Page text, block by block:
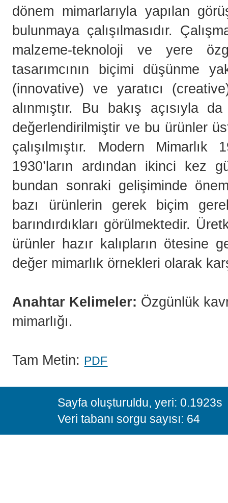
dönem mimarlarıyla yapılan
bulunmaya çalışılmasıdır.
malzeme-teknoloji ve yere
tasarımcının biçimi düşünme
(innovative) ve yaratıcı
alınmıştır. Bu bakış açısıyla
değerlendirilmiştir ve bu ürünler
çalışılmıştır. Modern Mimarlık
1930’ların ardından ikinci kez
bundan sonraki gelişiminde
bazı ürünlerin gerek biçim
barındırdıkları görülmektedir.
ürünler hazır kalıpların ötesine
değer mimarlık örnekleri olarak
Anahtar Kelimeler: Özgünlük
mimarlığı.
Tam Metin: PDF
Sayfa oluşturuldu, yeri: 0.1923s
Veri tabanı sorgu sayısı: 64